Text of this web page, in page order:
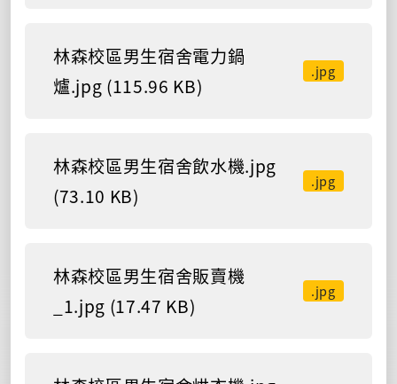
林森校區男生宿舍電力鍋
爐.jpg (115.96 KB)
.jpg
林森校區男生宿舍飲水機.jpg
(73.10 KB)
.jpg
林森校區男生宿舍販賣機
_1.jpg (17.47 KB)
.jpg